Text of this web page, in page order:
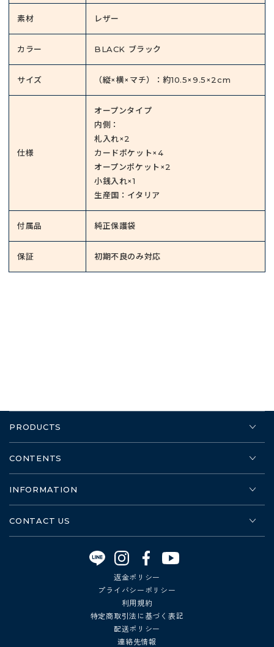
素材 レザー
カラー BLACK ブラック
サイズ （縦×横×マチ）：約10.5×9.5×2cm
仕様
オープンタイプ
内側：
札入れ×2
カードポケット×4
オープンポケット×2
小銭入れ×1
生産国：イタリア
付属品 純正保護袋
保証 初期不良のみ対応
PRODUCTS
CONTENTS
INFORMATION
CONTACT US
Instagram
FacebookYouTube
返金ポリシー
プライバシーポリシー
利用規約
特定商取引法に基づく表記
配送ポリシー
連絡先情報